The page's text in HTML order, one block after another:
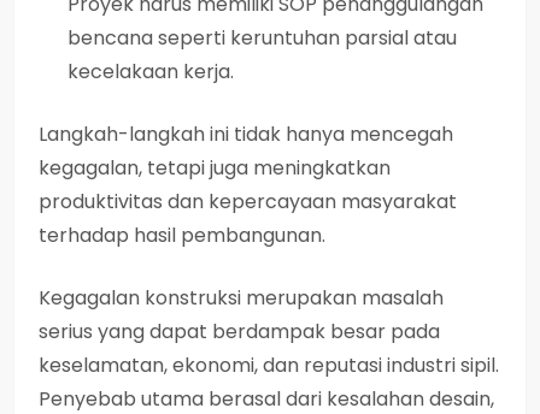
bencana seperti keruntuhan parsial atau
kecelakaan kerja.
Langkah-langkah ini tidak hanya mencegah
kegagalan, tetapi juga meningkatkan
produktivitas dan kepercayaan masyarakat
terhadap hasil pembangunan.
Kegagalan konstruksi merupakan masalah
serius yang dapat berdampak besar pada
keselamatan, ekonomi, dan reputasi industri sipil.
Penyebab utama berasal dari kesalahan desain,